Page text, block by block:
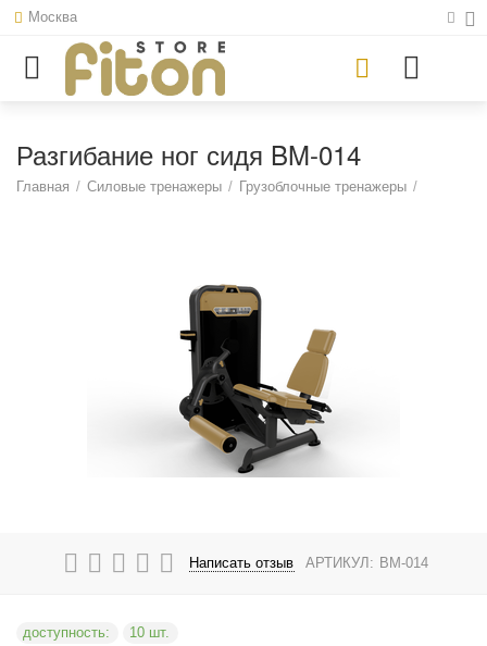
Москва
Разгибание ног сидя BM-014
Главная / Силовые тренажеры / Грузоблочные тренажеры /
Написать отзыв АРТИКУЛ: BM-014
доступность: 10 шт.